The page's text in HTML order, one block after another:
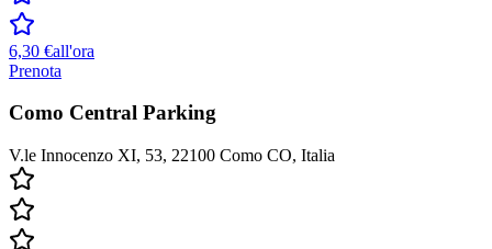
6,30 €all'ora
Prenota
Como Central Parking
V.le Innocenzo XI, 53, 22100 Como CO, Italia